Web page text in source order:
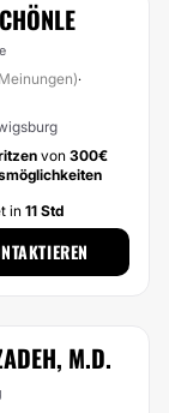
·
von 300€
in11 Std
M.D.